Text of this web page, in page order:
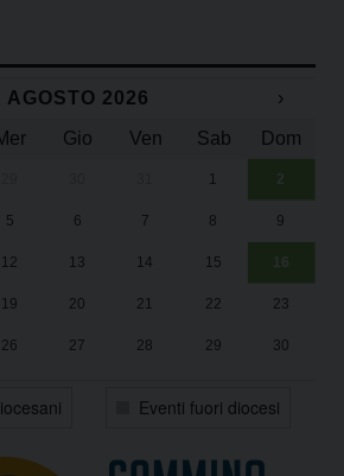
AGOSTO 2026
›
Gio Ven Sab Dom
1 2
5 6 7 8 9
12 13 14 15 16
19 20 21 22 23
26 27 28 29 30
Eventi fuori diocesi